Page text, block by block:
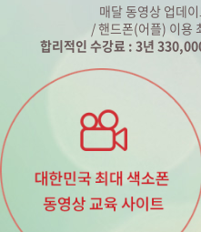
매달 동영상 업데
/ 핸드폰(어플) 이용
합리적인 수강료 : 3년